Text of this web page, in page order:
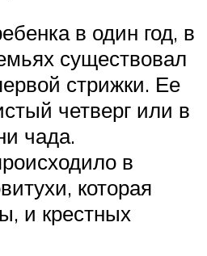
в один год, в
существовал
стрижки. Ее
четверг или в
чада.
в
которая
и крестных